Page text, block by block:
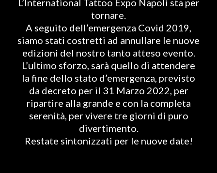
tornare.
A seguito dell’emergenza Covid 2019,
siamo stati costretti ad annullare le nuove
edizioni del nostro tanto atteso evento.
L’ultimo sforzo, sarà quello di attendere
la fine dello stato d’emergenza, previsto
da decreto per il 31 Marzo 2022, per
ripartire alla grande e con la completa
serenità, per vivere tre giorni di puro
divertimento.
Restate sintonizzati per le nuove date!